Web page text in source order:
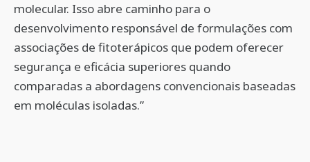
molecular. Isso abre caminho para o
desenvolvimento responsável de formulações com
associações de fitoterápicos que podem oferecer
segurança e eficácia superiores quando
comparadas a abordagens convencionais baseadas
em moléculas isoladas.”